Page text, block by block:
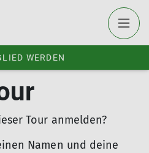
WERDEN
Tour anmelden?
Namen und deine